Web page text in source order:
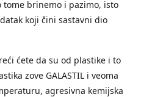
brinemo i pazimo, isto
koji čini sastavni dio
ćete da su od plastike i to
zove GALASTIL i veoma
agresivna kemijska